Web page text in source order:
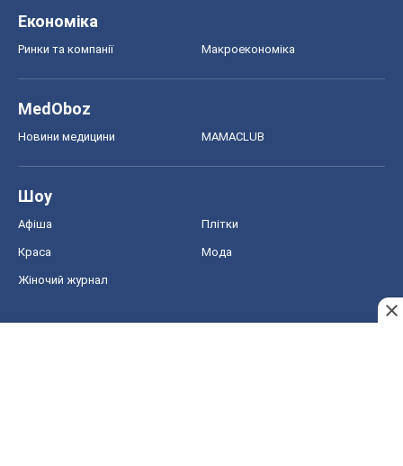
Економіка
Ринки та компанії Макроекономіка
MedOboz
Новини медицини MAMACLUB
Шоу
Афіша Плітки
Краса Мода
Жіночий журнал